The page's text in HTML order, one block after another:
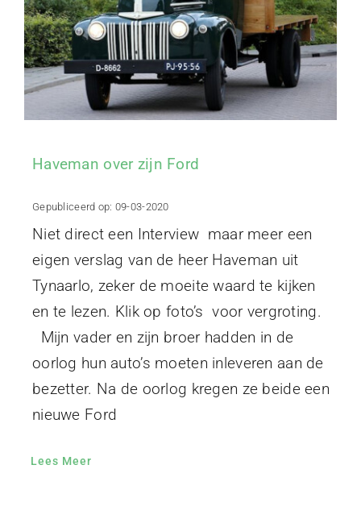
Haveman over zijn Ford
Gepubliceerd op: 09-03-2020
Niet direct een Interview maar meer een
eigen verslag van de heer Haveman uit
Tynaarlo, zeker de moeite waard te kijken
en te lezen. Klik op foto’s voor vergroting.
Mijn vader en zijn broer hadden in de
oorlog hun auto’s moeten inleveren aan de
bezetter. Na de oorlog kregen ze beide een
nieuwe Ford
Lees Meer